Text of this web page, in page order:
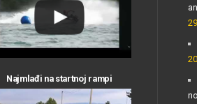
Najmlađi na startnoj rampi